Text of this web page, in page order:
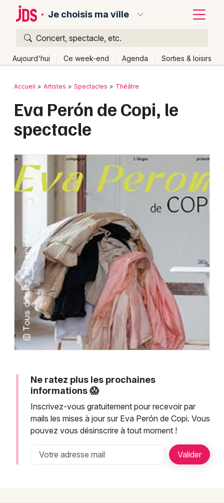
Je choisis ma ville
Concert, spectacle, etc.
Aujourd'hui Ce week-end Agenda Sorties & loisirs
Publier un événement
Activité & Expérience
Manifestations
Foires & salons
Spectacles
Concerts
Sports
Soirées
Sorties famille
Sorties & loisirs
Newsletter des sorties
Bordeaux
Colmar
Lyon
Marseille
Mulhouse
Montpellier
Nantes
Nice
Paris
Strasbourg
Toulouse
Toutes les villes
Retour
Accueil Artistes Spectacles Théâtre
Eva Perón de Copi, le
spectacle
Ne ratez plus les prochaines
informations 😱
Inscrivez-vous gratuitement pour recevoir par
mails les mises à jour sur Eva Perón de Copi. Vous
pouvez vous désinscrire à tout moment !
Quoi ?
Où ?
Quand ?
Effacer les dates
Aujourd'hui
Demain